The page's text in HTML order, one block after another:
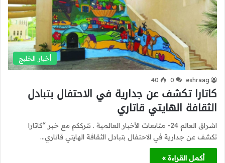
أخبار الخليج
eshraag
0
40
كاتارا تكشف عن جدارية في الاحتفال بتبادل
الثقافة الهايتي قاتاري
اشراق العالم 24- متابعات الأخبار العالمية . نترككم مع خبر “كاتارا
تكشف عن جدارية في الاحتفال بتبادل الثقافة الهايتي قاتاري…
أكمل القراءة »